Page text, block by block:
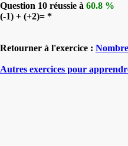
Question 10 réussie à 60.8 %
(-1) + (+2)= *
Retourner à l'exercice :
Autres exercices pour